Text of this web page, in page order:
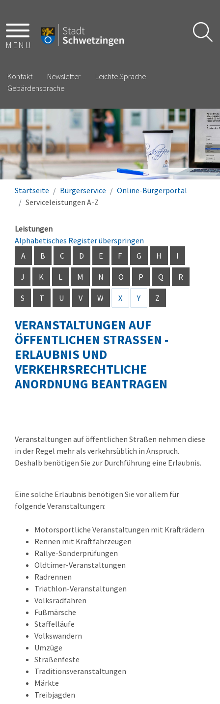
MENÜ
Kontakt Newsletter
Leichte Sprache
Gebärdensprache
Startseite Bürgerservice
Online-Bürgerportal
Serviceleistungen A-Z
Leistungen
Alphabetisches Register überspringen
A
B C D E F G H I
J K L M N O P Q R
S T U V W X Y Z
VERANSTALTUNGEN AUF
ÖFFENTLICHEN STRASSEN - E
RLAUBNIS UND V
ERKEHRSRECHTLICHE A
NORDNUNG BEANTRAGEN
Veranstaltungen auf öffentlichen Straßen nehmen diese
in der Regel mehr als verkehrsüblich in Anspruch.
Deshalb benötigen Sie zur Durchführung eine Erlaubnis.
Eine solche Erlaubnis benötigen Sie vor allem für
folgende Veranstaltungen:
Motorsportliche Veranstaltungen mit Krafträdern
Rennen mit Kraftfahrzeugen
Rallye-Sonderprüfungen
Oldtimer-Veranstaltungen
Radrennen
Triathlon-Veranstaltungen
Volksradfahren
Fußmärsche
Staffelläufe
Volkswandern
Umzüge
Straßenfeste
Traditionsveranstaltungen
Märkte
Treibjagden